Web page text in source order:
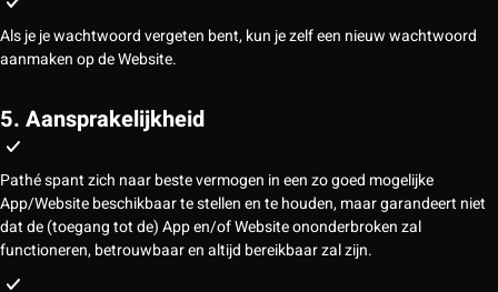
Als je je wachtwoord vergeten bent, kun je zelf een nieuw wachtwoord
aanmaken op de Website.
5. Aansprakelijkheid
Pathé spant zich naar beste vermogen in een zo goed mogelijke
App/Website beschikbaar te stellen en te houden, maar garandeert niet
dat de (toegang tot de) App en/of Website ononderbroken zal
functioneren, betrouwbaar en altijd bereikbaar zal zijn.